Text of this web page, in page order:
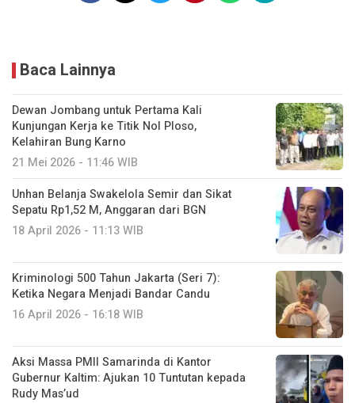
Baca Lainnya
Dewan Jombang untuk Pertama Kali
Kunjungan Kerja ke Titik Nol Ploso,
Kelahiran Bung Karno
21 Mei 2026 - 11:46 WIB
Unhan Belanja Swakelola Semir dan Sikat
Sepatu Rp1,52 M, Anggaran dari BGN
18 April 2026 - 11:13 WIB
Kriminologi 500 Tahun Jakarta (Seri 7):
Ketika Negara Menjadi Bandar Candu
16 April 2026 - 16:18 WIB
Aksi Massa PMII Samarinda di Kantor
Gubernur Kaltim: Ajukan 10 Tuntutan kepada
Rudy Mas’ud